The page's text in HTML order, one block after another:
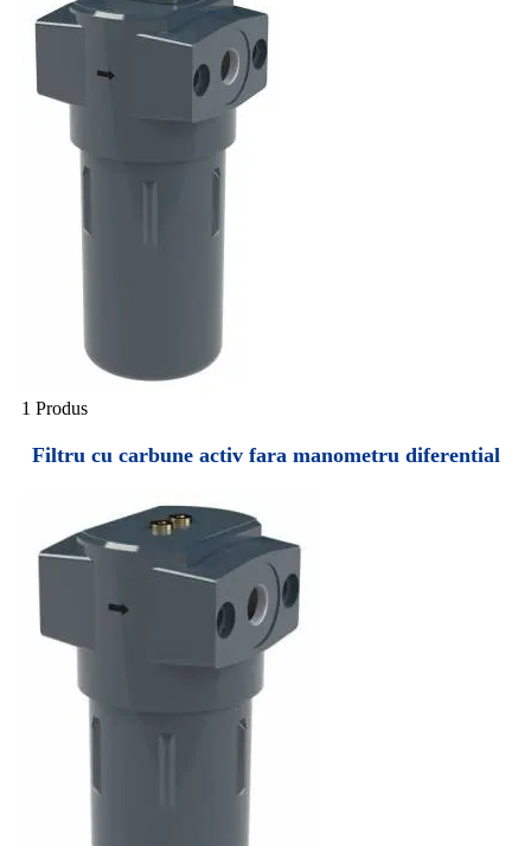
1 Produs
Filtru cu carbune activ fara manometru diferential